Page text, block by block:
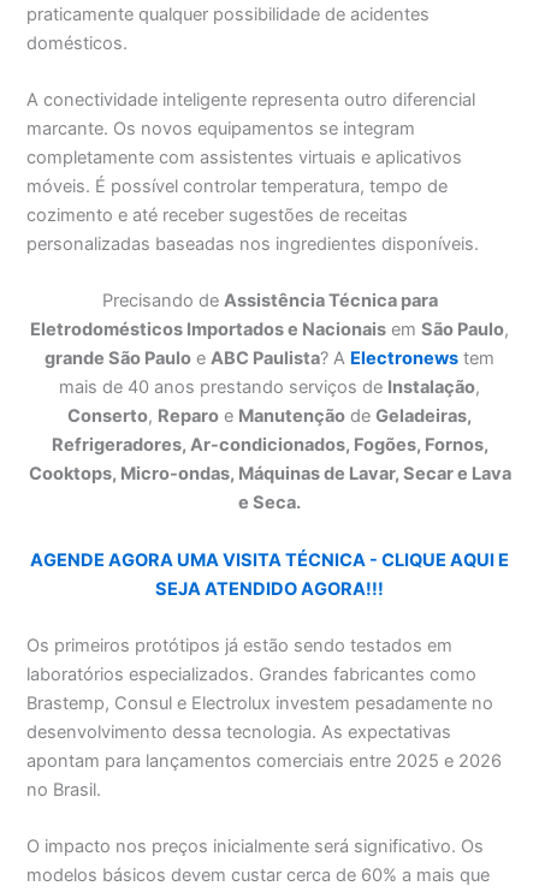
praticamente qualquer possibilidade de acidentes
domésticos.
A conectividade inteligente representa outro diferencial
marcante. Os novos equipamentos se integram
completamente com assistentes virtuais e aplicativos
móveis. É possível controlar temperatura, tempo de
cozimento e até receber sugestões de receitas
personalizadas baseadas nos ingredientes disponíveis.
Precisando de Assistência Técnica para
Eletrodomésticos Importados e Nacionais em São Paulo,
grande São Paulo e ABC Paulista? A Electronews tem
mais de 40 anos prestando serviços de Instalação,
Conserto, Reparo e Manutenção de Geladeiras,
Refrigeradores, Ar-condicionados, Fogões, Fornos,
Cooktops, Micro-ondas, Máquinas de Lavar, Secar e Lava
e Seca.
AGENDE AGORA UMA VISITA TÉCNICA - CLIQUE AQUI E
SEJA ATENDIDO AGORA!!!
Os primeiros protótipos já estão sendo testados em
laboratórios especializados. Grandes fabricantes como
Brastemp, Consul e Electrolux investem pesadamente no
desenvolvimento dessa tecnologia. As expectativas
apontam para lançamentos comerciais entre 2025 e 2026
no Brasil.
O impacto nos preços inicialmente será significativo. Os
modelos básicos devem custar cerca de 60% a mais que